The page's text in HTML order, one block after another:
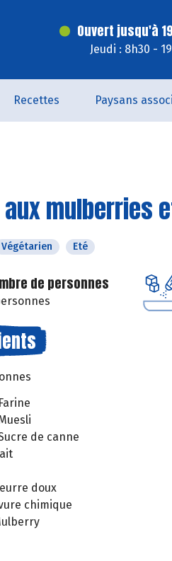
Ouvert jusqu'à
Jeudi : 8h30 -
Recettes Paysans
mulberries
Végétarien Eté
de personnes
de canne
doux
chimique